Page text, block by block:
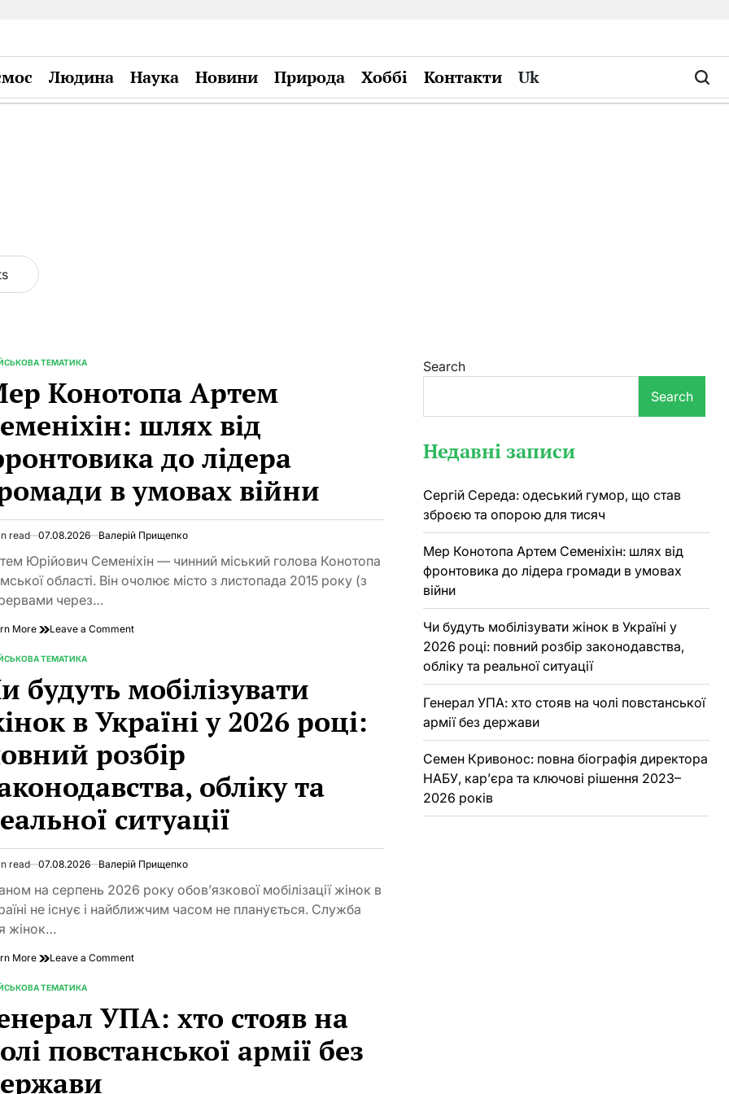
Людина Наука Новини Природа Хоббі Контакти Uk
ТЕМАТИКА
Конотопа Артем
шлях від
до лідера
в умовах війни
read 07.08.2026 Валерій Прищепко
Юрійович Семеніхін — чинний міський голова Конотопа
області. Він очолює місто з листопада 2015 року (з
через…
More Leave a Commenton
Семеніхін:
шлях
від
фронтовика
лідера
в
війни
ТЕМАТИКА
будуть мобілізувати
в Україні у 2026 році:
розбір
обліку та
ситуації
read 07.08.2026 Валерій Прищепко
на серпень 2026 року обов’язкової мобілізації жінок в
не існує і найближчим часом не планується. Служба
жінок…
More Leave a Commenton
жінок
в
Україні
у
ТЕМАТИКА
УПА: хто стояв на
повстанської армії без
Search
Search
Недавні записи
Сергій Середа: одеський гумор, що став
зброєю та опорою для тисяч
Мер Конотопа Артем Семеніхін: шлях від
фронтовика до лідера громади в умовах
війни
Чи будуть мобілізувати жінок в Україні у
2026 році: повний розбір законодавства,
обліку та реальної ситуації
Генерал УПА: хто стояв на чолі повстанської
армії без держави
Семен Кривонос: повна біографія директора
НАБУ, кар’єра та ключові рішення 2023–
2026 років